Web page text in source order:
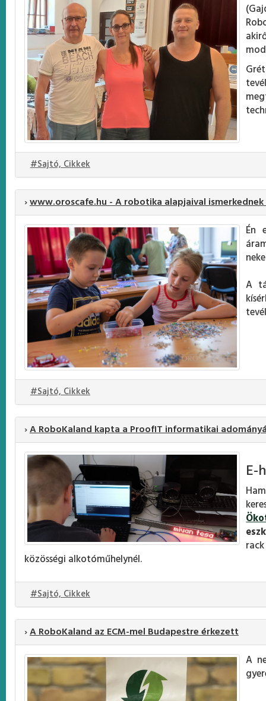
#Sajtó, Cikkek
›www.oroscafe.hu - A robotika alapjaival
Én
A
#Sajtó, Cikkek
›A RoboKaland kapta a ProofIT informatikai
E-
közösségi alkotóműhelynél.
#Sajtó, Cikkek
›A RoboKaland az ECM-mel Budapestre érkezett
A